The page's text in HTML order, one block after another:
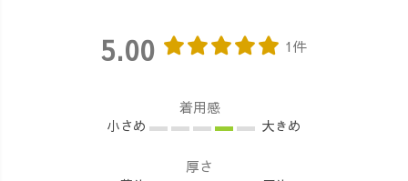
5.00 1件
着用感
小さめ 大きめ
厚さ